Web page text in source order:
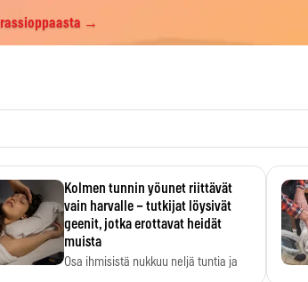
→
Kolmen tunnin yöunet riittävät
vain harvalle – tutkijat löysivät
geenit, jotka erottavat heidät
muista
Osa ihmisistä nukkuu neljä tuntia ja